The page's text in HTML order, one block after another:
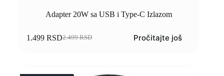
Adapter 20W sa USB i Type-C Izlazom
2.499RSD
1.499RSD Pročitajte još